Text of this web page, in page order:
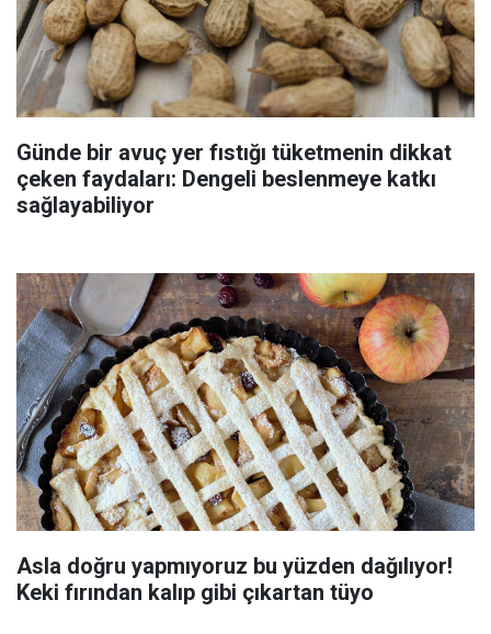
Günde bir avuç yer fıstığı tüketmenin dikkat
çeken faydaları: Dengeli beslenmeye katkı
sağlayabiliyor
Asla doğru yapmıyoruz bu yüzden dağılıyor!
Keki fırından kalıp gibi çıkartan tüyo